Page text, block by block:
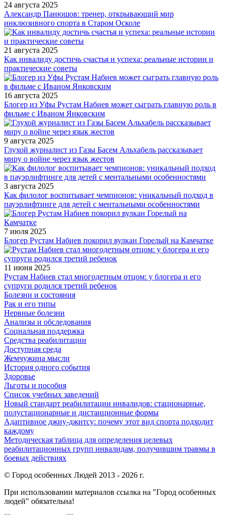
24 августа 2025
Александр Панюшов: тренер, открывающий мир
инклюзивного спорта в Старом Осколе
21 августа 2025
Как инвалиду достичь счастья и успеха: реальные истории и
практические советы
16 августа 2025
Блогер из Уфы Рустам Набиев может сыграть главную роль в
фильме с Иваном Янковским
9 августа 2025
Глухой журналист из Газы Басем Альхабель рассказывает
миру о войне через язык жестов
3 августа 2025
Как филолог воспитывает чемпионов: уникальный подход в
пауэрлифтинге для детей с ментальными особенностями
7 июля 2025
Блогер Рустам Набиев покорил вулкан Горелый на Камчатке
11 июня 2025
Рустам Набиев стал многодетным отцом: у блогера и его
супруги родился третий ребенок
Болезни и состояния
Рак и его типы
Нервные болезни
Анализы и обследования
Социальная поддержка
Средства реабилитации
Доступная среда
Жемчужина мысли
История одного события
Здоровье
Льготы и пособия
Список учебных заведений
Новый стандарт реабилитации инвалидов: стационарные,
полустационарные и дистанционные формы
Адаптивное джиу-джитсу: почему этот вид спорта подходит
каждому
Методическая таблица для определения целевых
реабилитационных групп инвалидам, получившим травмы в
боевых действиях
© Город особенных Людей 2013 - 2026 г.
При использовании материалов ссылка на "Город особенных
людей" обязательна!